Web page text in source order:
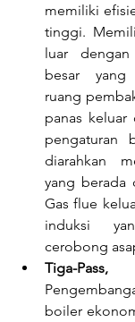
memiliki
tinggi.
luar
besar yang
ruang
panas
pengaturan
diarahkan
yang berada
Gas flue
induksi
cerobong
Tiga-
boiler